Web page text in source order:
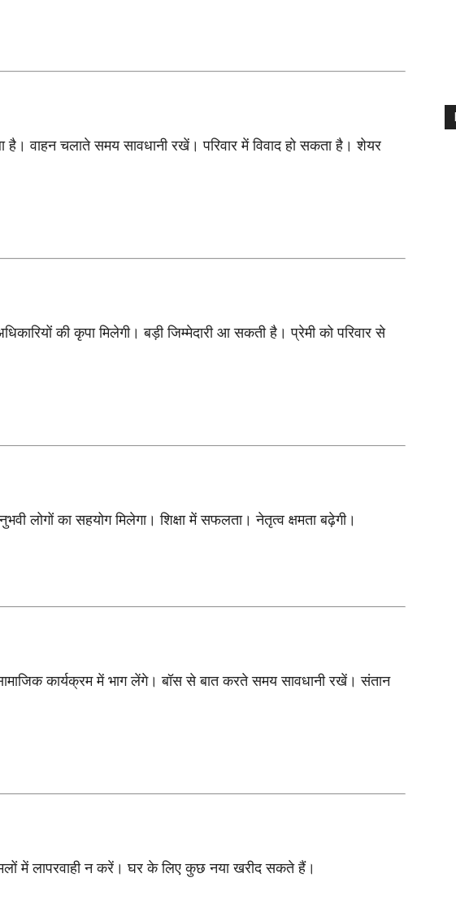
वाहन चलाते समय सावधानी रखें। परिवार में विवाद हो सकता है। शेयर
की कृपा मिलेगी। बड़ी जिम्मेदारी आ सकती है। प्रेमी को परिवार से
लोगों का सहयोग मिलेगा। शिक्षा में सफलता। नेतृत्व क्षमता बढ़ेगी।
कार्यक्रम में भाग लेंगे। बॉस से बात करते समय सावधानी रखें। संतान
में लापरवाही न करें। घर के लिए कुछ नया खरीद सकते हैं।